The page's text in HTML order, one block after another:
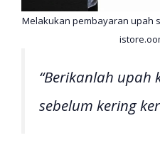
Melakukan pembayaran upah
“Berikanlah upah
sebelum kering